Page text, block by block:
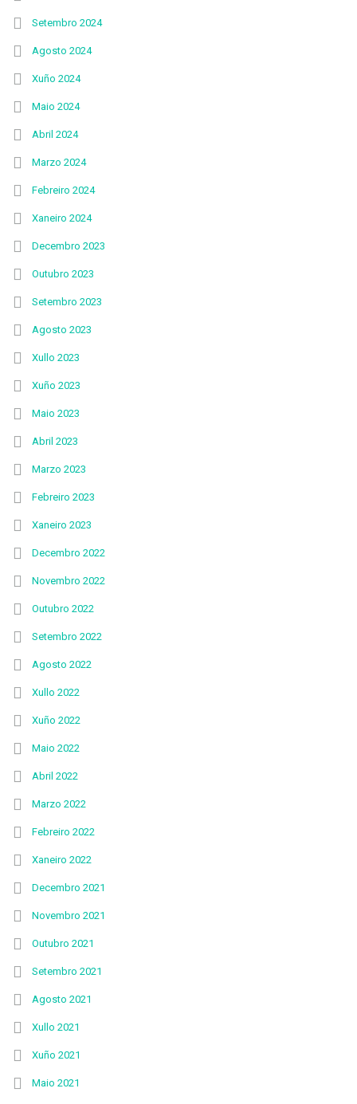
Setembro 2024
Agosto 2024
Xuño 2024
Maio 2024
Abril 2024
Marzo 2024
Febreiro 2024
Xaneiro 2024
Decembro 2023
Outubro 2023
Setembro 2023
Agosto 2023
Xullo 2023
Xuño 2023
Maio 2023
Abril 2023
Marzo 2023
Febreiro 2023
Xaneiro 2023
Decembro 2022
Novembro 2022
Outubro 2022
Setembro 2022
Agosto 2022
Xullo 2022
Xuño 2022
Maio 2022
Abril 2022
Marzo 2022
Febreiro 2022
Xaneiro 2022
Decembro 2021
Novembro 2021
Outubro 2021
Setembro 2021
Agosto 2021
Xullo 2021
Xuño 2021
Maio 2021